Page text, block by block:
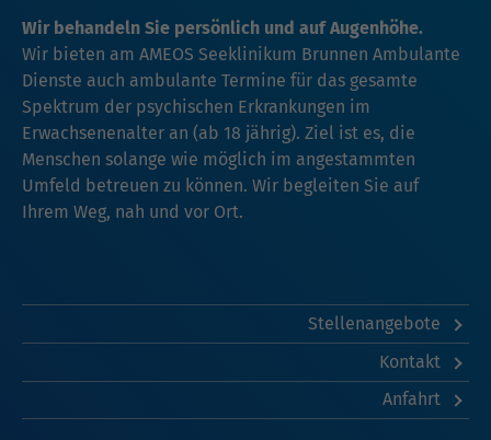
Wir behandeln Sie persönlich und auf Augenhöhe.
Wir bieten am AMEOS Seeklinikum Brunnen Ambulante
Dienste auch ambulante Termine für das gesamte
Spektrum der psychischen Erkrankungen im
Erwachsenenalter an (ab 18 jährig). Ziel ist es, die
Menschen solange wie möglich im angestammten
Umfeld betreuen zu können. Wir begleiten Sie auf
Ihrem Weg, nah und vor Ort.
Stellenangebote
Kontakt
Anfahrt